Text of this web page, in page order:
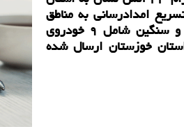
امدادرسانی به مناطق
سیل زده، ۱۱ خودروی سبك و سنگین شامل ۹ خودروی
به استان خوزستان ارسال شده